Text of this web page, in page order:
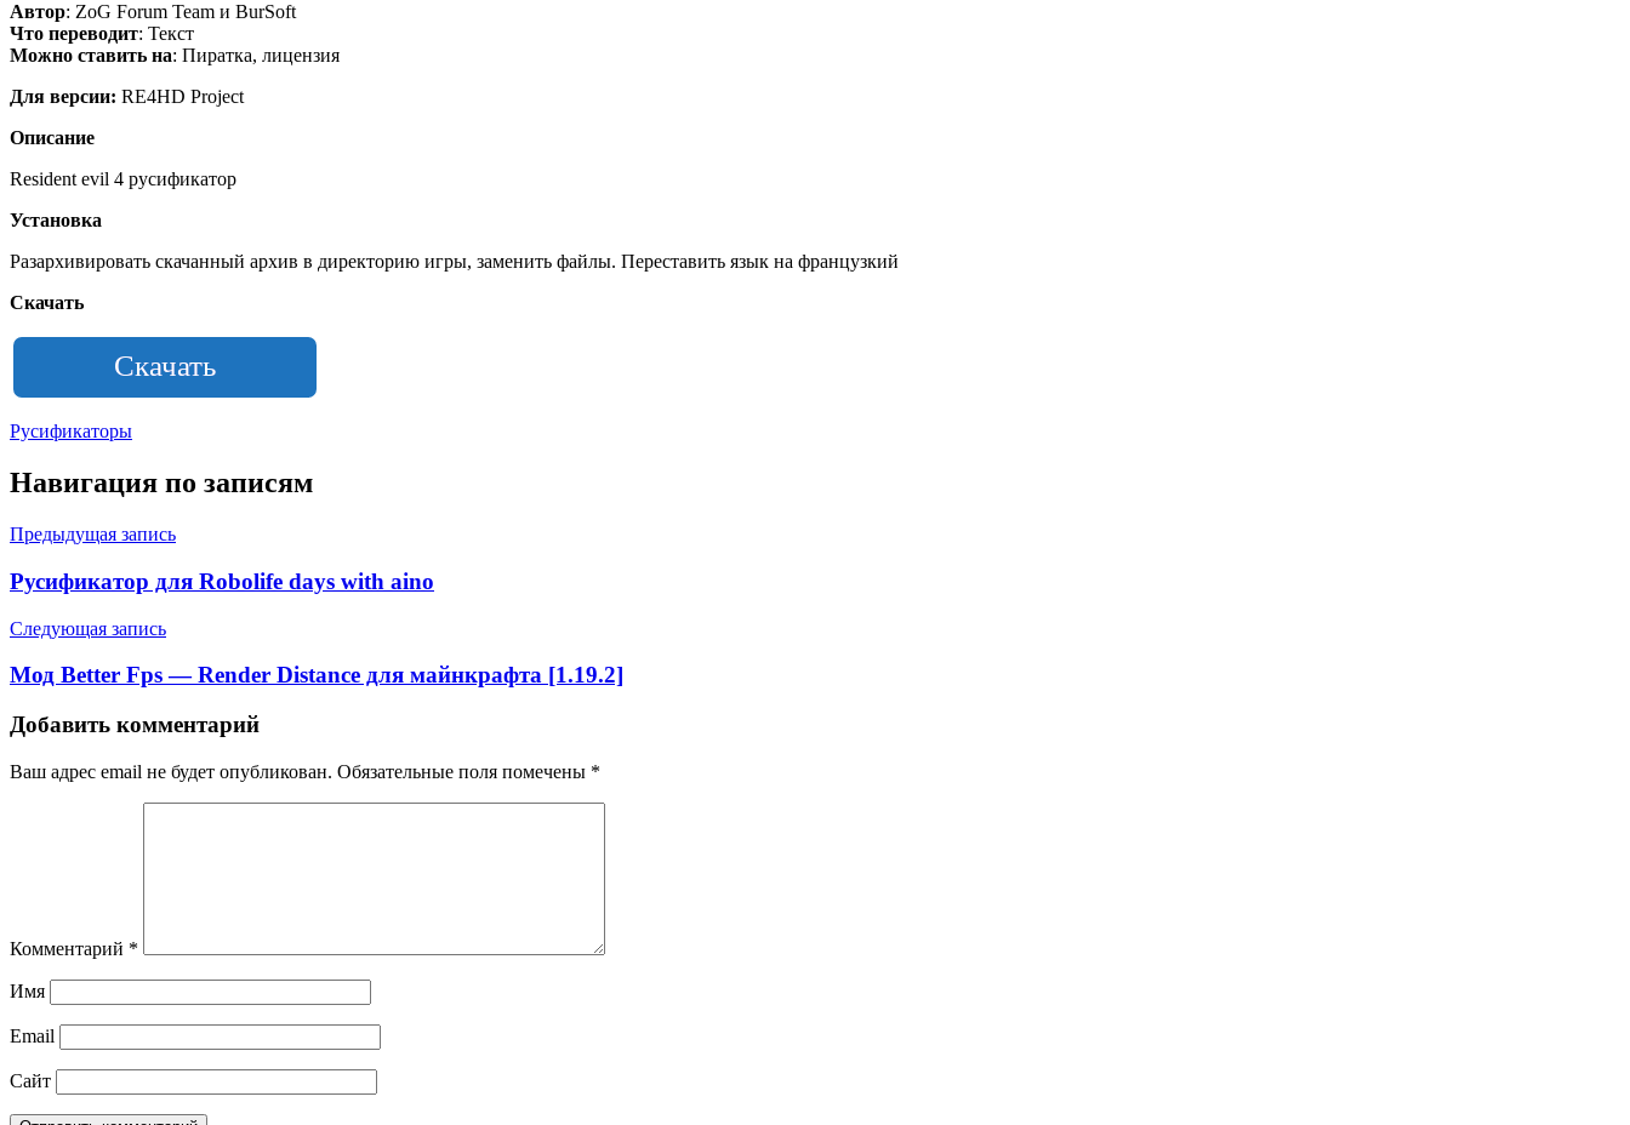
Автор: ZoG Forum Team и BurSoft
Что переводит: Текст
Можно ставить на: Пиратка, лицензия
Для версии: RE4HD Project
Описание
Resident evil 4 русификатор
Установка
Разархивировать скачанный архив в директорию игры, заменить файлы. Переставить язык на французкий
Скачать
Скачать
Русификаторы
Навигация по записям
Предыдущая запись
Русификатор для Robolife days with aino
Следующая запись
Мод Better Fps — Render Distance для майнкрафта [1.19.2]
Добавить комментарий
Ваш адрес email не будет опубликован. Обязательные поля помечены *
Комментарий *
Имя
Email
Сайт